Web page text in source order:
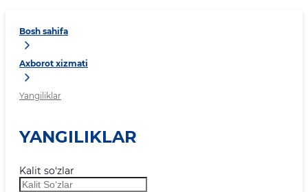
Bosh sahifa
Axborot xizmati
Yangiliklar
YANGILIKLAR
Kalit so‘zlar